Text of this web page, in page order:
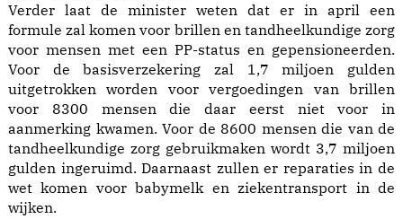
Verder laat de minister weten dat er in april een
formule zal komen voor brillen en tandheelkundige zorg
voor mensen met een PP-status en gepensioneerden.
Voor de basisverzekering zal 1,7 miljoen gulden
uitgetrokken worden voor vergoedingen van brillen
voor 8300 mensen die daar eerst niet voor in
aanmerking kwamen. Voor de 8600 mensen die van de
tandheelkundige zorg gebruikmaken wordt 3,7 miljoen
gulden ingeruimd. Daarnaast zullen er reparaties in de
wet komen voor babymelk en ziekentransport in de
wijken.